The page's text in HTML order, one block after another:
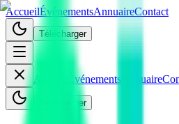
AccueilÉvénementsAnnuaireContact
Télécharger
Accueil Événements Annuaire
Télécharger